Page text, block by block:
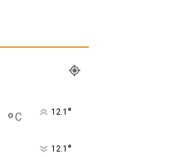
°C 12.1 °
12.1 °